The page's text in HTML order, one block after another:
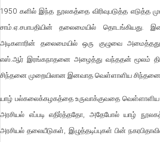
1950 களில் இந்த நூலகத்தை விரிவுபடுத்த எடுத்த
சாம்.ஏ.சபாபதியின் தலைமையில்
அடிகளாரின் தலைமையில் ஒரு குழுவை
எஸ்.ஆர் இரங்கநாதனை அழைத்து வந்ததன் மூலம்
சிந்தனை முறையிலான இனவாத வெள்ளாளிய
யாழ் பல்கலைக்கழகத்தை உருவாக்குவதை
அரசியல் எப்படி எதிர்த்ததோ, அதேபோல் யாழ்
அரசியல் தலையீடுகள், இழுத்தடிப்புகள் பின்